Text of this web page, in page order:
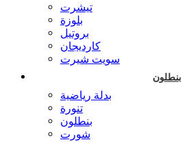
تيشرت
بلوزة
بروتيل
كارديجان
سويت شيرت
بنطلون
بدلة رياضية
تنورة
بنطلون
شورت